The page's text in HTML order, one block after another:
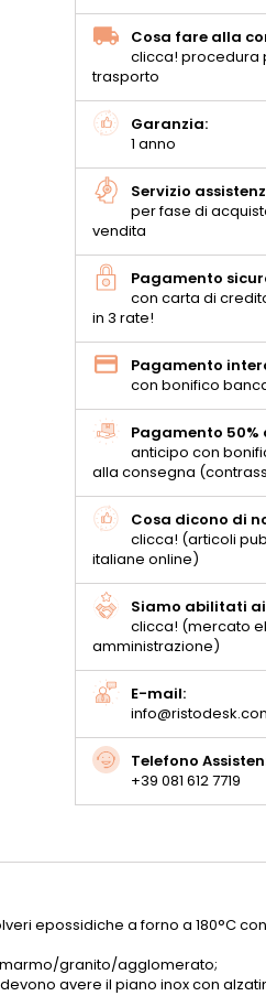
Cosa fare alla
clicca! procedura
trasporto
Garanzia:
1 anno
Servizio
per fase di
vendita
Pagamento
con carta di
in 3 rate!
Pagamento
con bonifico
Pagamento 50%
anticipo con
alla consegna
Cosa dicono di
clicca! (articoli
italiane online)
Siamo abilitati
clicca! (mercato
amministrazione)
E-mail:
Telefono
+39 081 612 7719
epossidiche a forno a 180°C
granito/agglomerato;
avere il piano inox con